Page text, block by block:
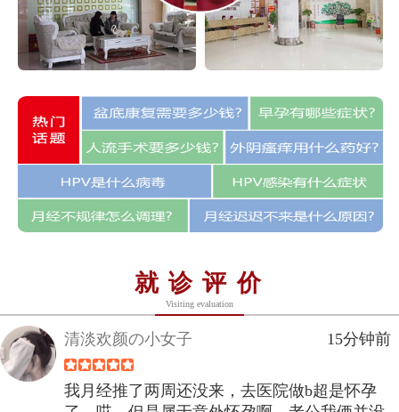
就诊评价
Visiting evaluation
清淡欢颜の小女子 15分钟前
我月经推了两周还没来，去医院做b超是怀孕